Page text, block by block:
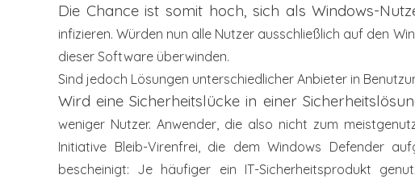
Die Chance ist somit hoch, sich als Windows-
infizieren.Würden nun alle Nutzer ausschließlich auf den
dieser Software überwinden.
Sind jedoch Lösungen unterschiedlicher Anbieter in
Wird eine Sicherheitslücke in einer
weniger Nutzer. Anwender, die also nicht zum
Initiative Bleib-Virenfrei, die dem Windows Defender
bescheinigt: Je häufiger ein IT-Sicherheitsprodukt